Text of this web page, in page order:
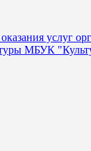
услуг
МБУК